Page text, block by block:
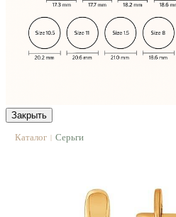
Закрыть
Каталог | Серьги